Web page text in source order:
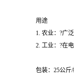
用途
1. 农业：?广
2. 工业：?在
包装：25公斤/